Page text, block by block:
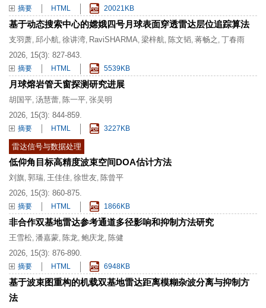
摘要 HTML 20021KB
基于动态搜索中心的嫦娥四号月球表面穿透雷达层位追踪算法
支羽萧, 邱小航, 徐讲湾, RaviSHARMA, 梁梓航, 陈文韬, 蒋畅之 , 丁春雨
2026, 15(3): 827-843.
摘要 HTML 5539KB
月球熔岩管天窗探测研究进展
胡国平, 汤慧蕾, 陈一平, 张吴明
2026, 15(3): 844-859.
摘要 HTML 3227KB
雷达信号与数据处理
低仰角目标高精度波束空间DOA估计方法
刘旗, 郭瑞, 王佳佳, 徐世友, 陈曾平
2026, 15(3): 860-875.
摘要 HTML 1866KB
非合作双基地雷达参考通道多径影响和抑制方法研究
王雪松, 潘嘉蒙, 陈龙, 鲍庆龙, 陈健
2026, 15(3): 876-890.
摘要 HTML 6948KB
基于波束图重构的机载双基地雷达距离模糊杂波分离与抑制方
法